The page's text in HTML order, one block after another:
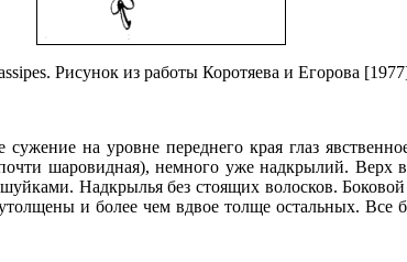
Рисунок из работы Коротяева и Егорова
сужение на уровне переднего края глаз
шаровидная), немного уже надкрылий.
Надкрылья без стоящих волосков.
и более чем вдвое толще остальных.